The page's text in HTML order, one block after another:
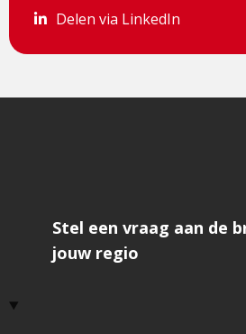
Delen via LinkedIn
Delen via LinkedIn
Stel een vraag aan de
jouw regio